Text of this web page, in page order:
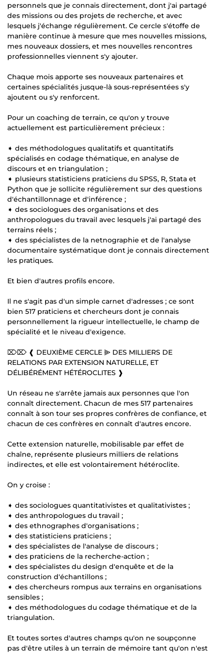
personnels que je connais directement, dont j'ai partagé
des missions ou des projets de recherche, et avec
lesquels j'échange régulièrement. Ce cercle s'étoffe de
manière continue à mesure que mes nouvelles missions,
mes nouveaux dossiers, et mes nouvelles rencontres
professionnelles viennent s'y ajouter.
Chaque mois apporte ses nouveaux partenaires et
certaines spécialités jusque-là sous-représentées s'y
ajoutent ou s'y renforcent.
Pour un coaching de terrain, ce qu'on y trouve
actuellement est particulièrement précieux :
➧ des méthodologues qualitatifs et quantitatifs
spécialisés en codage thématique, en analyse de
discours et en triangulation ;
➧ plusieurs statisticiens praticiens du SPSS, R, Stata et
Python que je sollicite régulièrement sur des questions
d'échantillonnage et d'inférence ;
➧ des sociologues des organisations et des
anthropologues du travail avec lesquels j'ai partagé des
terrains réels ;
➧ des spécialistes de la netnographie et de l'analyse
documentaire systématique dont je connais directement
les pratiques.
Et bien d'autres profils encore.
Il ne s'agit pas d'un simple carnet d'adresses ; ce sont
bien 517 praticiens et chercheurs dont je connais
personnellement la rigueur intellectuelle, le champ de
spécialité et le niveau d'exigence.
⌦⌦ ❰ DEUXIÈME CERCLE ⫸ DES MILLIERS DE
RELATIONS PAR EXTENSION NATURELLE, ET
DÉLIBÉRÉMENT HÉTÉROCLITES ❱
Un réseau ne s'arrête jamais aux personnes que l'on
connaît directement. Chacun de mes 517 partenaires
connaît à son tour ses propres confrères de confiance, et
chacun de ces confrères en connaît d'autres encore.
Cette extension naturelle, mobilisable par effet de
chaîne, représente plusieurs milliers de relations
indirectes, et elle est volontairement hétéroclite.
On y croise :
➧ des sociologues quantitativistes et qualitativistes ;
➧ des anthropologues du travail ;
➧ des ethnographes d'organisations ;
➧ des statisticiens praticiens ;
➧ des spécialistes de l'analyse de discours ;
➧ des praticiens de la recherche-action ;
➧ des spécialistes du design d'enquête et de la
construction d'échantillons ;
➧ des chercheurs rompus aux terrains en organisations
sensibles ;
➧ des méthodologues du codage thématique et de la
triangulation.
Et toutes sortes d'autres champs qu'on ne soupçonne
pas d'être utiles à un terrain de mémoire tant qu'on n'est